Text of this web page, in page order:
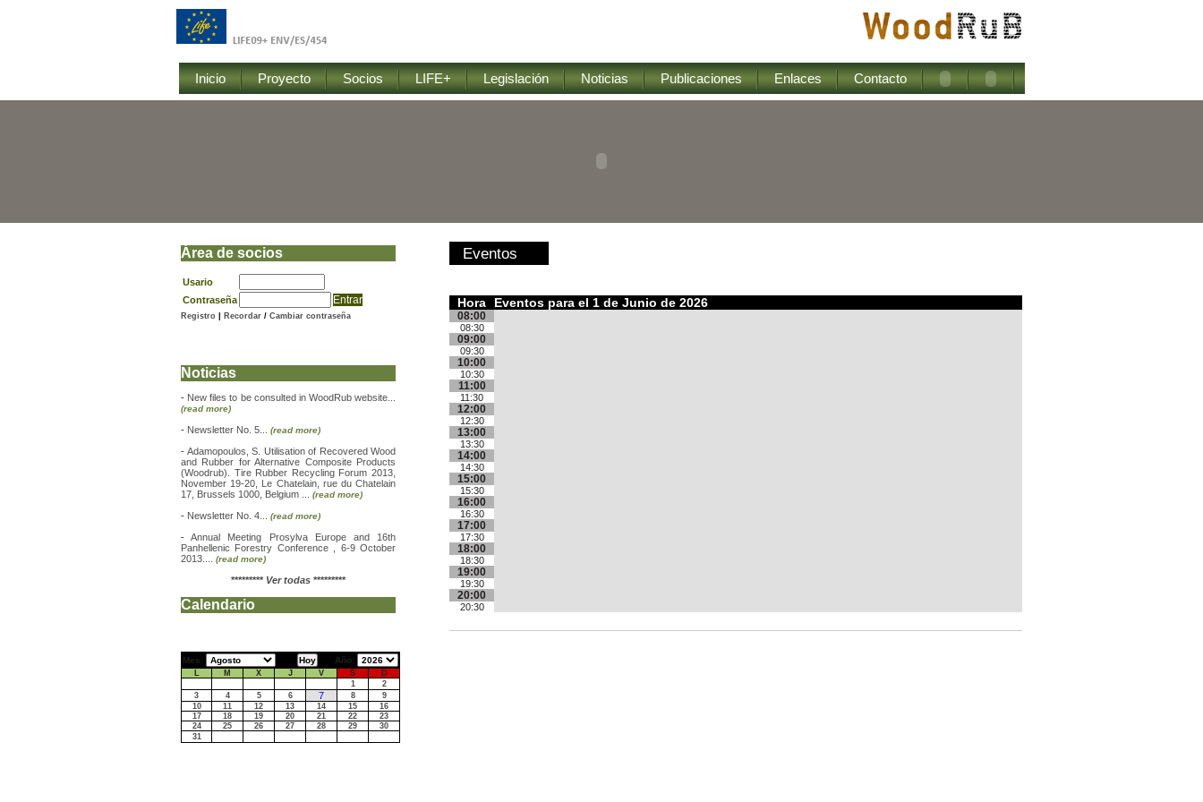
Inicio Proyecto Socios LIFE+ Legislación Noticias Publicaciones Enlaces Contacto
Eventos
Hora Eventos para el 1 de Junio de 2026
08:00
08:30
09:00
09:30
10:00
10:30
11:00
11:30
12:00
12:30
13:00
13:30
14:00
14:30
15:00
15:30
16:00
16:30
17:00
17:30
18:00
18:30
19:00
19:30
20:00
20:30
Área de socios
Usario
Contraseña
Registro Recordar / Cambiar contraseña
Noticias
- New files to be consulted in WoodRub website...
(read more)
- Newsletter No. 5... (read more)
- Adamopoulos, S. Utilisation of Recovered Wood
and Rubber for Alternative Composite Products
(Woodrub). Tire Rubber Recycling Forum 2013,
November 19-20, Le Chatelain, rue du Chatelain
17, Brussels 1000, Belgium ... (read more)
- Newsletter No. 4... (read more)
-Annual Meeting Prosylva Europe and 16th
Panhellenic Forestry Conference , 6-9 October
2013.... (read more)
********* Ver todas *********
Calendario
Mes: Año:
L M X J V S
D
1
2
3
4 5 6 7 8
9
10
11 12 13 14 15
16
17
18 19 20 21 22
23
24
25 26 27 28 29
30
31